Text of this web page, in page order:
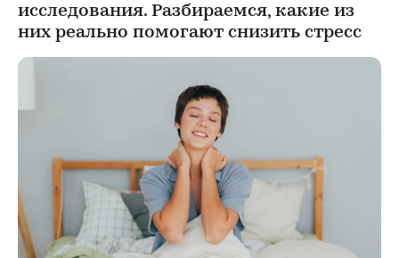
исследования. Разбираемся, какие из
них реально помогают снизить стресс